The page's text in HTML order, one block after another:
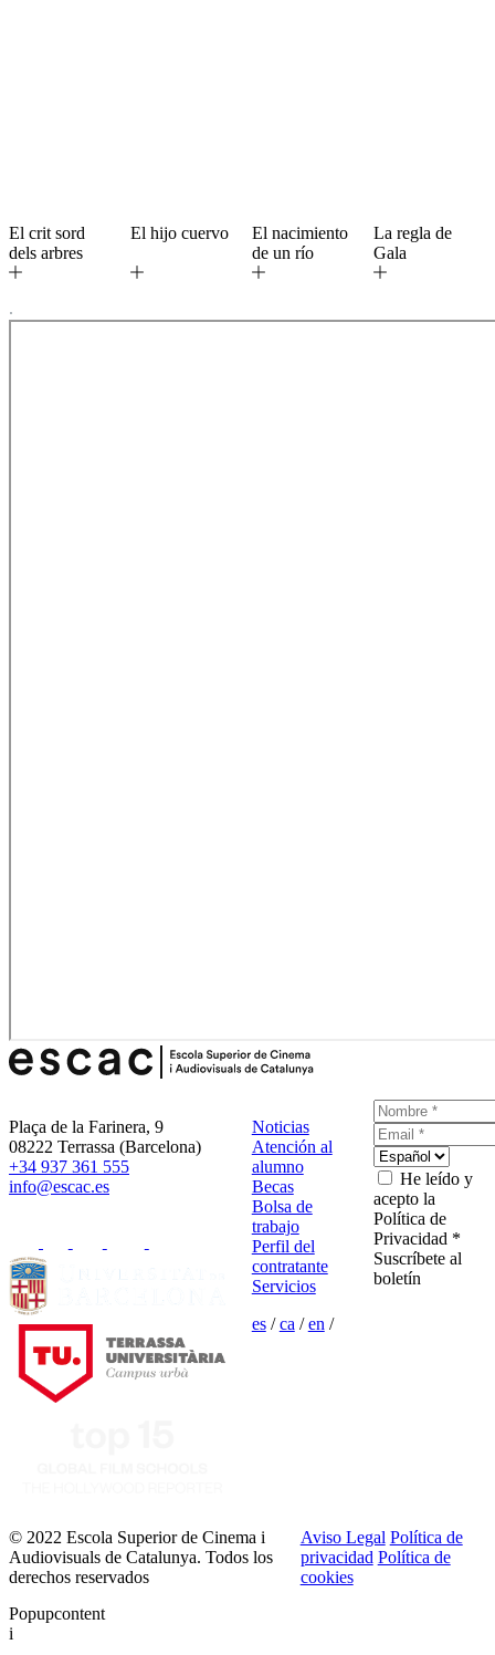
El crit sord
dels arbres
El hijo cuervo
El nacimiento
de un río
La regla de
Gala
Plaça de la Farinera, 9
08222 Terrassa (Barcelona)
+34 937 361 555
info@escac.es
Noticias
Atención al
alumno
Becas
Bolsa de
trabajo
Perfil del
contratante
Servicios
es/ca /en /
He leído y
acepto la
Política de
Privacidad *
Suscríbete al
boletín
© 2022 Escola Superior de Cinema i
Audiovisuals de Catalunya. Todos los
derechos reservados
Aviso Legal Política de
privacidad Política de
cookies
Popupcontent
i